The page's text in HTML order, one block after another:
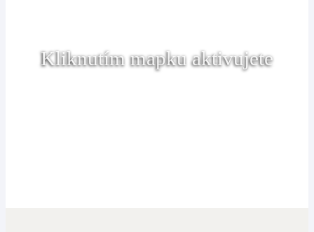
Kliknutím mapku aktivujete